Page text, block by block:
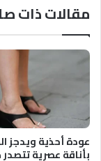
مقالات ذات
عودة أحذية ويدجز
بأناقة عصرية